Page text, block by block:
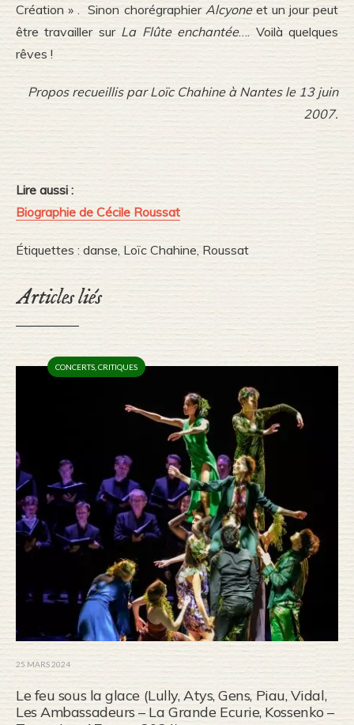
Création » . Sinon chorégraphier Alcyoneet un jour peut
être travailler sur La Flûte enchantée…. Voilà quelques
rêves !
Propos recueillis par Loïc Chahine à Nantes le 13 juin
2007.
Lire aussi :
Biographie de Cécile Roussat
Étiquettes : danse Loïc Chahine Roussat
Articles liés
CONCERTS CRITIQUES
25 MARS 2024
Le feu sous la glace (Lully, Atys, Gens, Piau, Vidal,
Les Ambassadeurs – La Grande Ecurie, Kossenko –